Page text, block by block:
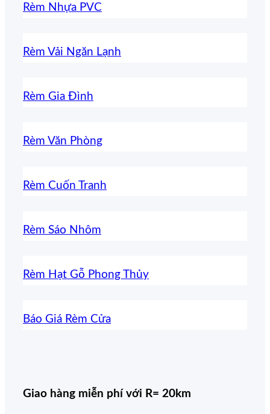
Rèm Nhựa PVC
Rèm Vải Ngăn Lạnh
Rèm Gia Đình
Rèm Văn Phòng
Rèm Cuốn Tranh
Rèm Sáo Nhôm
Rèm Hạt Gỗ Phong Thủy
Báo Giá Rèm Cửa
Giao hàng miễn phí với R= 20km